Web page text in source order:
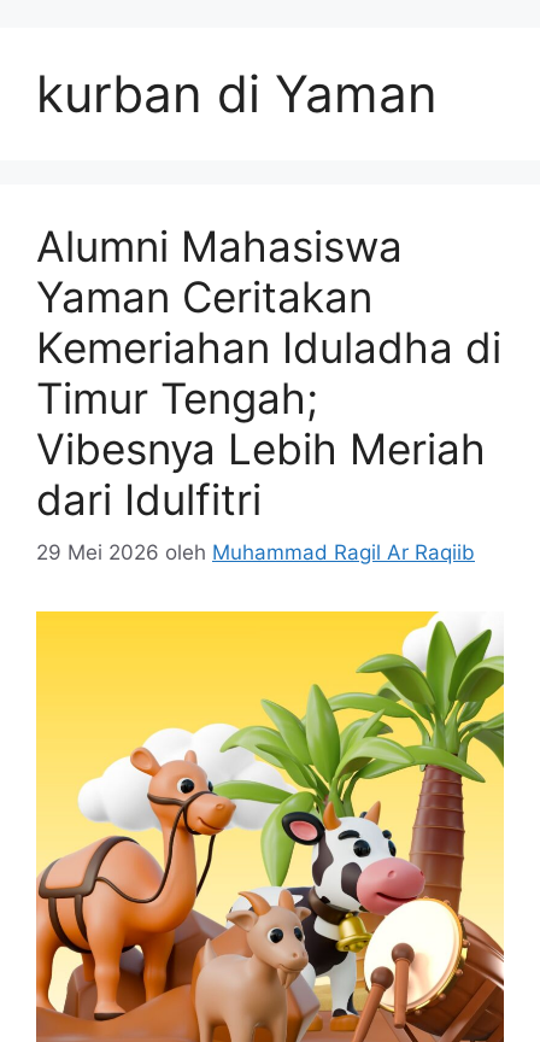
kurban di Yaman
Alumni Mahasiswa
Yaman Ceritakan
Kemeriahan Iduladha di
Timur Tengah;
Vibesnya Lebih Meriah
dari Idulfitri
29 Mei 2026 oleh Muhammad Ragil Ar Raqiib